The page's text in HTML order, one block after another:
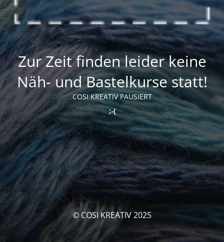
Zur Zeit finden leider keine
Näh- und Bastelkurse statt!
COSI KREATIV PAUSIERT
;-(
© COSI KREATIV 2025